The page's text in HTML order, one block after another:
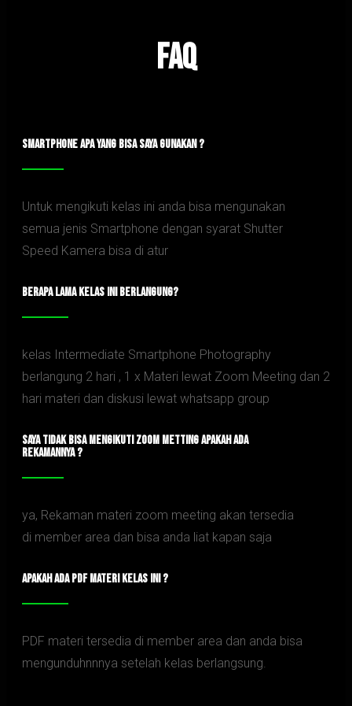
FAQ
SMARTPHONE APA YANG BISA SAYA GUNAKAN ?
Untuk mengikuti kelas ini anda bisa mengunakan
semua jenis Smartphone dengan syarat Shutter
Speed Kamera bisa di atur
BERAPA LAMA KELAS INI BERLANGUNG?
kelas Intermediate Smartphone Photography
berlangung 2 hari , 1 x Materi lewat Zoom Meeting dan 2
hari materi dan diskusi lewat whatsapp group
SAYA TIDAK BISA MENGIKUTI ZOOM METTING APAKAH ADA
REKAMANNYA ?
ya, Rekaman materi zoom meeting akan tersedia
di member area dan bisa anda liat kapan saja
APAKAH ADA PDF MATERI KELAS INI ?
PDF materi tersedia di member area dan anda bisa
mengunduhnnnya setelah kelas berlangsung.